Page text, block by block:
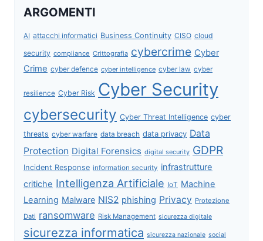
ARGOMENTI
AI attacchi informatici Business Continuity CISO cloud
security compliance Crittografia cybercrime Cyber
Crime cyber defence cyber intelligence cyber law cyber
resilience Cyber Risk Cyber Security
cybersecurity Cyber Threat Intelligence cyber
threats cyber warfare data breach data privacy Data
Protection Digital Forensics digital security GDPR
Incident Response information security infrastrutture
critiche Intelligenza Artificiale IoT Machine
Learning Malware NIS2 phishing Privacy Protezione
Dati ransomware Risk Management sicurezza digitale
sicurezza informatica sicurezza nazionale social